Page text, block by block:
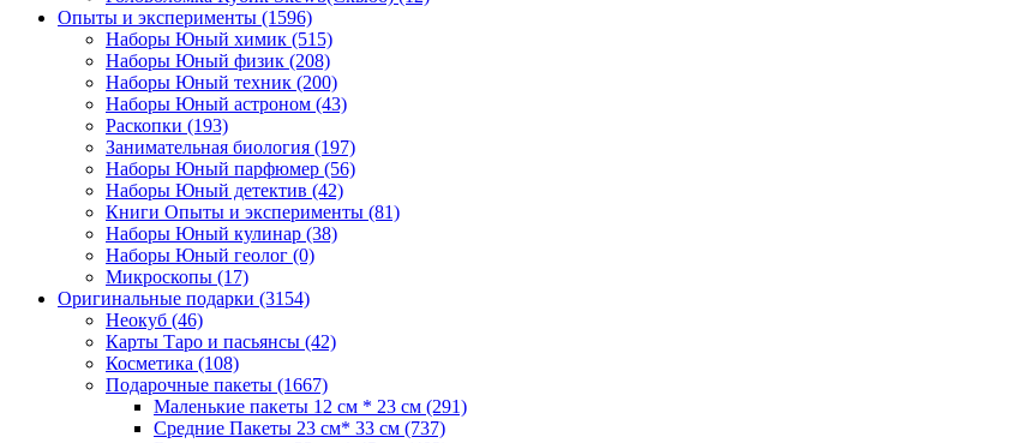
Опыты и эксперименты (1596)
Наборы Юный химик (515)
Наборы Юный физик (208)
Наборы Юный техник (200)
Наборы Юный астроном (43)
Раскопки (193)
Занимательная биология (197)
Наборы Юный парфюмер (56)
Наборы Юный детектив (42)
Книги Опыты и эксперименты (81)
Наборы Юный кулинар (38)
Наборы Юный геолог (0)
Микроскопы (17)
Оригинальные подарки (3154)
Неокуб (46)
Карты Таро и пасьянсы (42)
Косметика (108)
Подарочные пакеты (1667)
Маленькие пакеты 12 см * 23 см (291)
Средние Пакеты 23 см* 33 см (737)